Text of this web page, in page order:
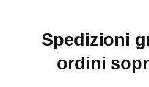
Spedizioni
ordini